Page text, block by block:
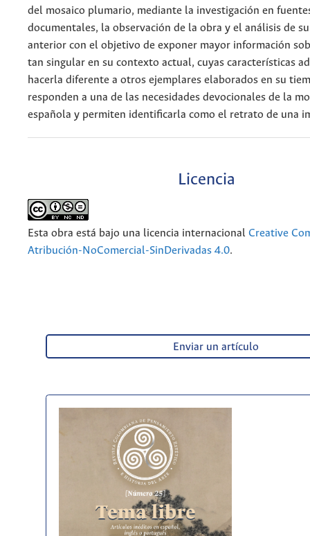
del mosaico plumario, mediante la investigación en
documentales, la observación de la obra y el análisis de
anterior con el objetivo de exponer mayor información
tan singular en su contexto actual, cuyas características
hacerla diferente a otros ejemplares elaborados en su
responden a una de las necesidades devocionales de la
española y permiten identificarla como el retrato de una
Licencia
Esta obra está bajo una licencia internacional Creative
Atribución-NoComercial-SinDerivadas 4.0.
Enviar un artículo